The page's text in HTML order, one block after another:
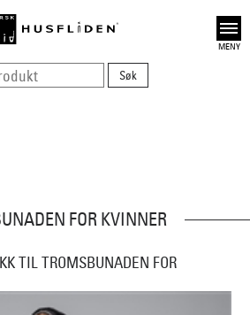
Open
FOR KVINNER
TIL TROMSBUNADEN FOR